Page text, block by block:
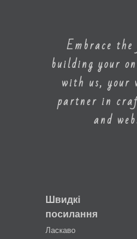
Embrace
building your
with us, your
partner in
and
Швидкі
посилання
Ласкаво